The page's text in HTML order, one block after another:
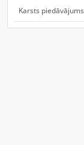
Karsts piedāvājums